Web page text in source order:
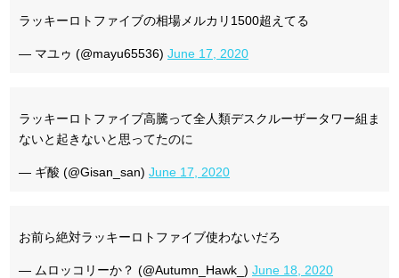
ラッキーロトファイブの相場メルカリ1500超えてる
— マユゥ (@mayu65536) June 17, 2020
ラッキーロトファイブ高騰って全人類デスクルーザータワー組ま
ないと起きないと思ってたのに
— ギ酸 (@Gisan_san) June 17, 2020
お前ら絶対ラッキーロトファイブ使わないだろ
— ムロッコリーか？ (@Autumn_Hawk_) June 18, 2020